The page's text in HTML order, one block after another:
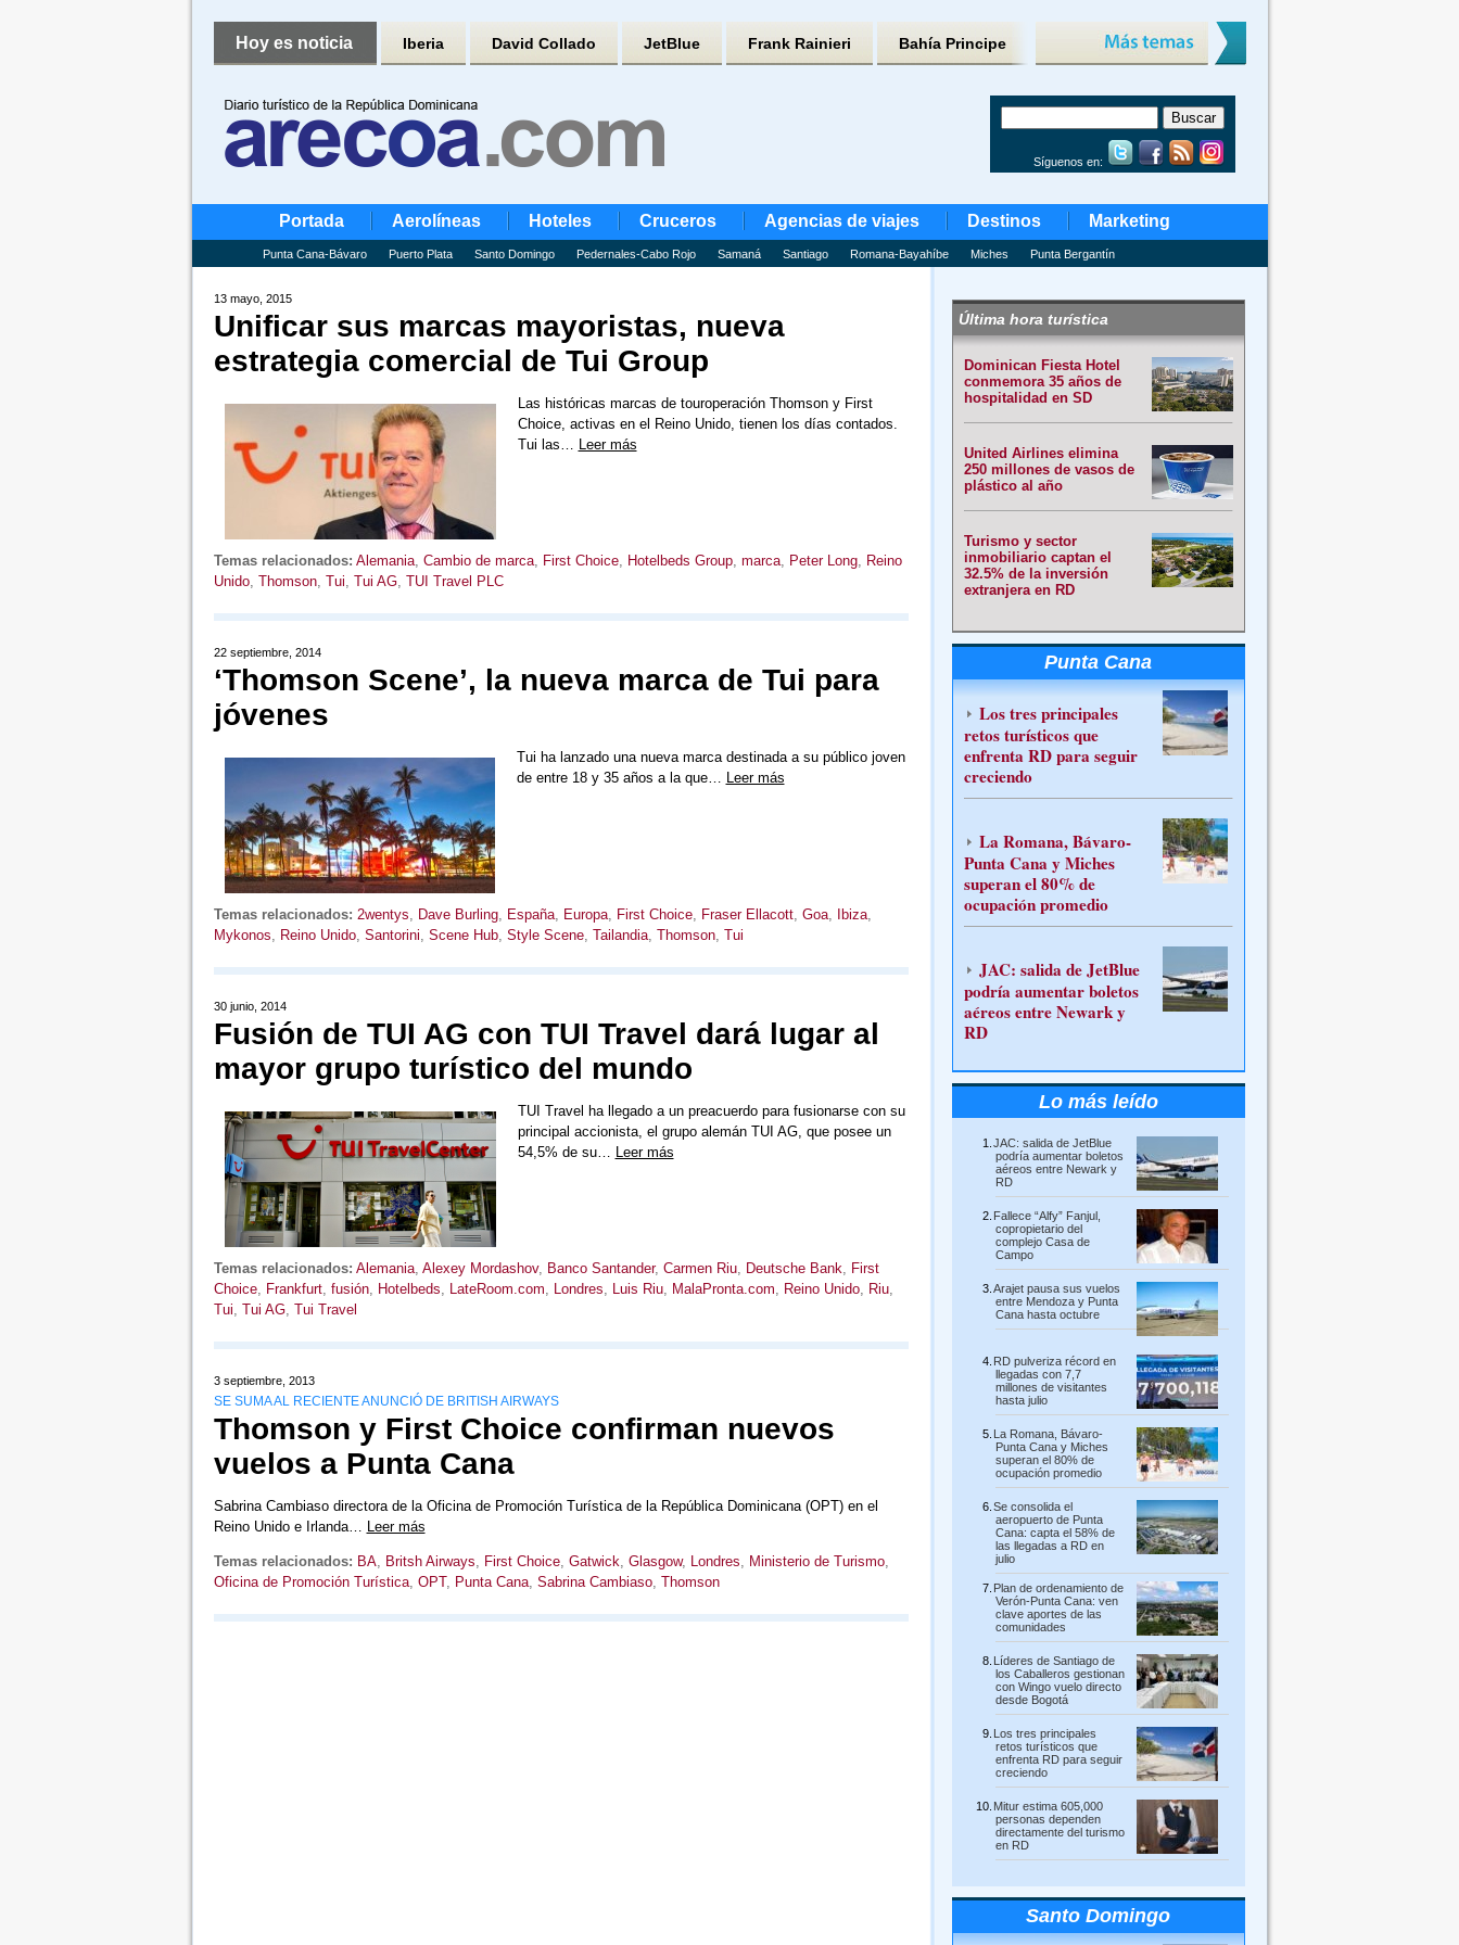
Hoy es noticia Iberia David Collado JetBlue Frank Rainieri Bahía Principe
Síguenos en:
Portada Aerolíneas Hoteles Cruceros Agencias de viajes Destinos Marketing
Punta Cana-Bávaro Puerto Plata Santo Domingo Pedernales-Cabo Rojo Samaná Santiago Romana-Bayahíbe Miches Punta Bergantín
13 mayo, 2015
Unificar sus marcas mayoristas, nueva
estrategia comercial de Tui Group
Las históricas marcas de touroperación Thomson y First
Choice, activas en el Reino Unido, tienen los días contados.
Tui las… Leer más
Temas relacionados: Alemania, Cambio de marca, First Choice, Hotelbeds Group, marca, Peter Long, Reino
Unido, Thomson, Tui, Tui AG, TUI Travel PLC
22 septiembre, 2014
‘Thomson Scene’, la nueva marca de Tui para
jóvenes
Tui ha lanzado una nueva marca destinada a su público joven
de entre 18 y 35 años a la que… Leer más
Temas relacionados: 2wentys, Dave Burling, España, Europa, First Choice, Fraser Ellacott, Goa, Ibiza,
Mykonos, Reino Unido, Santorini, Scene Hub, Style Scene, Tailandia, Thomson, Tui
30 junio, 2014
Fusión de TUI AG con TUI Travel dará lugar al
mayor grupo turístico del mundo
TUI Travel ha llegado a un preacuerdo para fusionarse con su
principal accionista, el grupo alemán TUI AG, que posee un
54,5% de su… Leer más
Temas relacionados: Alemania, Alexey Mordashov, Banco Santander, Carmen Riu, Deutsche Bank, First
Choice, Frankfurt, fusión, Hotelbeds, LateRoom.com, Londres, Luis Riu, MalaPronta.com, Reino Unido, Riu,
Tui, Tui AG, Tui Travel
3 septiembre, 2013
SE SUMA AL RECIENTE ANUNCIÓ DE BRITISH AIRWAYS
Thomson y First Choice confirman nuevos
vuelos a Punta Cana
Sabrina Cambiaso directora de la Oficina de Promoción Turística de la República Dominicana (OPT) en el
Reino Unido e Irlanda… Leer más
Temas relacionados: BA, Britsh Airways, First Choice, Gatwick, Glasgow, Londres, Ministerio de Turismo,
Oficina de Promoción Turística, OPT, Punta Cana, Sabrina Cambiaso, Thomson
Última hora turística
Dominican Fiesta Hotel
conmemora 35 años de
hospitalidad en SD
United Airlines elimina
250 millones de vasos de
plástico al año
Turismo y sector
inmobiliario captan el
32.5% de la inversión
extranjera en RD
Punta Cana
Los tres principales
retos turísticos que
enfrenta RD para seguir
creciendo
La Romana, Bávaro-
Punta Cana y Miches
superan el 80% de
ocupación promedio
JAC: salida de JetBlue
podría aumentar boletos
aéreos entre Newark y
RD
Lo más leído
JAC: salida de JetBlue
podría aumentar boletos
aéreos entre Newark y
RD
Fallece “Alfy” Fanjul,
copropietario del
complejo Casa de
Campo
Arajet pausa sus vuelos
entre Mendoza y Punta
Cana hasta octubre
RD pulveriza récord en
llegadas con 7,7
millones de visitantes
hasta julio
La Romana, Bávaro-
Punta Cana y Miches
superan el 80% de
ocupación promedio
Se consolida el
aeropuerto de Punta
Cana: capta el 58% de
las llegadas a RD en
julio
Plan de ordenamiento de
Verón-Punta Cana: ven
clave aportes de las
comunidades
Líderes de Santiago de
los Caballeros gestionan
con Wingo vuelo directo
desde Bogotá
Los tres principales
retos turísticos que
enfrenta RD para seguir
creciendo
Mitur estima 605,000
personas dependen
directamente del turismo
en RD
Santo Domingo